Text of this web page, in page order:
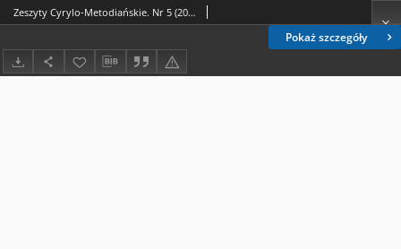
Pokaż szczegóły
Zeszyty Cyrylo-Metodiańskie. Nr 5 (2016) - Spis treści